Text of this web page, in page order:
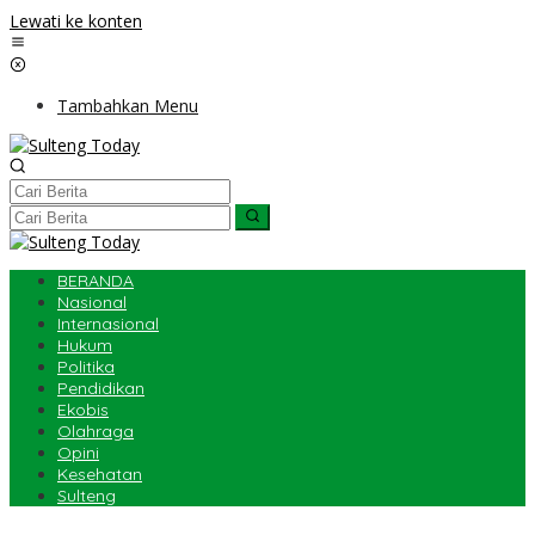
Lewati ke konten
Tambahkan Menu
BERANDA
Nasional
Internasional
Hukum
Politika
Pendidikan
Ekobis
Olahraga
Opini
Kesehatan
Sulteng